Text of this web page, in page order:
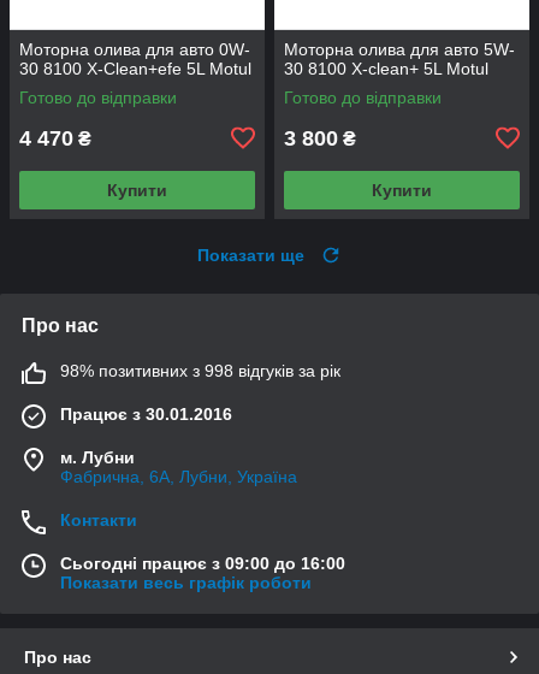
Моторна олива для авто 0W-
30 8100 X-Сlean+efe 5L Motul
Готово до відправки
4 470 ₴
Купити
Моторна олива для авто 5W-
30 8100 X-clean+ 5L Motul
Готово до відправки
3 800 ₴
Купити
Показати ще
Про нас
98% позитивних з 998 відгуків за рік
Працює з 30.01.2016
м. Лубни
Фабрична, 6А, Лубни, Україна
Контакти
Сьогодні працює з 09:00 до 16:00
Показати весь графік роботи
Про нас